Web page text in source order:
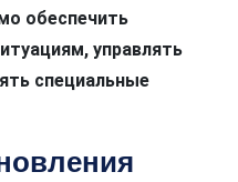
обеспечить
управлять
специальные